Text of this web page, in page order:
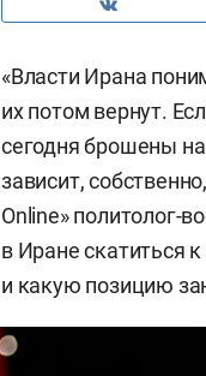
«Власти Ирана
их потом вернут.
сегодня брошены
зависит,
Online» политолог-
в Иране скатиться
и какую позицию